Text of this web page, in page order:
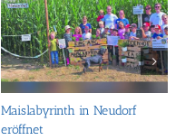
Maislabyrinth in Neudorf
eröffnet